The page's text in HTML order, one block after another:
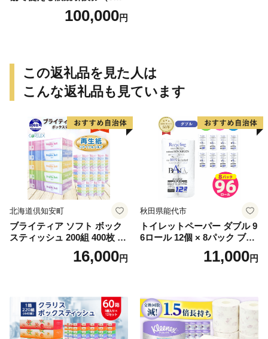
円相当）Bronze np m
100,000円
この返礼品を見た人は
こんな返礼品も見ています
北海道倶知安町
ブライティア ソフト ボック
スティッシュ 200組 400枚 60
箱 日本製 まとめ買い ティッ
シュ リサイクル 長持 防災 常
倶知安町 日用品
16,000円
秋田県能代市
トイレットペーパー ダブル 9
6ロール 12個 × 8パック ブラ
ンカ 再生紙 100％ 芯あり 日
用品 消耗品 無香料 生活用品
11,000円